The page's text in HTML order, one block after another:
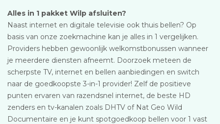
Alles in 1 pakket Wilp afsluiten?
Naast internet en digitale televisie ook thuis bellen? Op
basis van onze zoekmachine kan je alles in 1 vergelijken.
Providers hebben gewoonlijk welkomstbonussen wanneer
je meerdere diensten afneemt. Doorzoek meteen de
scherpste TV, internet en bellen aanbiedingen en switch
naar de goedkoopste 3-in-1 provider! Zelf de positieve
punten ervaren van razendsnel internet, de beste HD
zenders en tv-kanalen zoals DHTV of Nat Geo Wild
Documentaire en je kunt spotgoedkoop bellen voor 1 vast